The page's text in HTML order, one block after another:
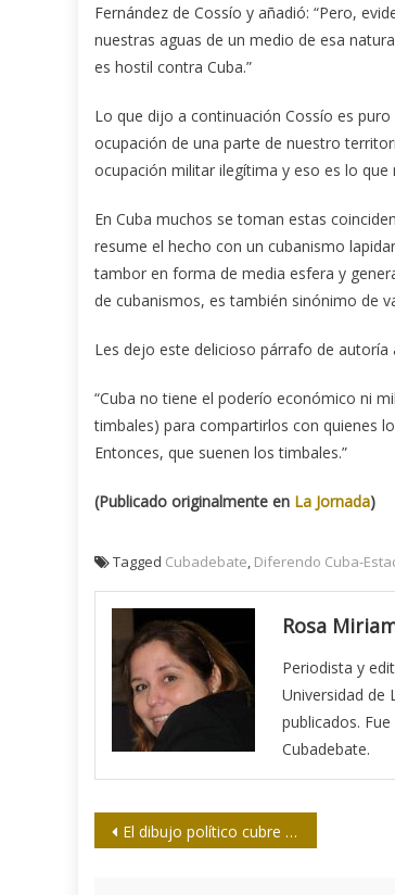
Fernández de Cossío y añadió: “Pero,
nuestras aguas de un medio de esa
es hostil contra Cuba.”
Lo que dijo a continuación Cossío es
ocupación de una parte de nuestro
ocupación militar ilegítima y eso es lo que
En Cuba muchos se toman estas
resume el hecho con un cubanismo
tambor en forma de media esfera y
de cubanismos, es también sinónimo de
Les dejo este delicioso párrafo de autoría
“Cuba no tiene el poderío económico ni
timbales) para compartirlos con quienes
Entonces, que suenen los timbales.”
(Publicado originalmente en La Jornada)
Tagged Cubadebate, Diferendo Cuba-
Rosa
Periodista y
Universidad de
publicados.
Cubadebate.
Navegación
El dibujo político cubre la capital